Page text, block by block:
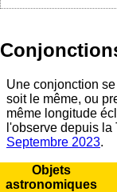
Une conjonction
soit le même, ou
même longitude
l'observe depuis la
Septembre 2023.
Objets
astronomiques